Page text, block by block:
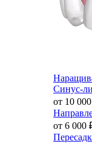
Синус-
от 10 000
от 6 000